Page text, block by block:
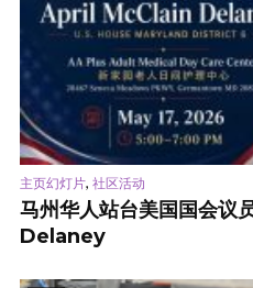
主页幻灯片, 社区活动
马州华人站台美国国会
Delaney